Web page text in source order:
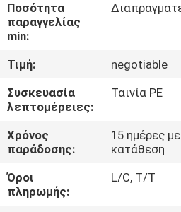
ΠΟΙΟΤΙΚΌΣ
ΈΛΕΓΧΟΣ
ΜΑΣ
ΕΛΆΤΕ
ΣΕ
ΕΠΑΦΉ
ΜΕ
Ποσότητα
παραγγελίας
min:
Τιμή:
negotiable
Συσκευασία
λεπτομέρειες:
Ταινία PE
Χρόνος
παράδοσης:
15 ημέρες
κατάθεση
Όροι
πληρωμής:
L/C, T/T